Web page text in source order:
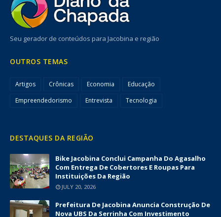
Seu gerador de conteúdos para Jacobina e região
OUTROS TEMAS
Artigos Crônicas Economia
Educação
Empreendedorismo
Entrevista Tecnologia
DESTAQUES DA REGIÃO
Bike Jacobina Conclui Campanha Do Agasalho
Com Entrega De Cobertores E Roupas Para
Instituições Da Região
JULY 20, 2026
Prefeitura De Jacobina Anuncia Construção De
Nova UBS Da Serrinha Com Investimento